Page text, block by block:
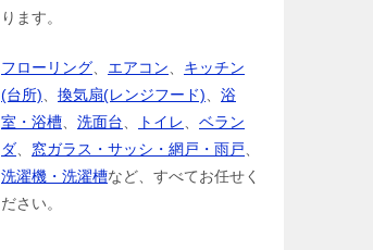
ります。
フローリング エアコン
キッチン
(台所)
換気扇(レンジフード)
浴
室・浴槽
洗面台 トイレ
ベラン
ダ
窓ガラス・サッシ・網戸・雨戸
洗濯機・洗濯槽など、すべてお任せく
ださい。